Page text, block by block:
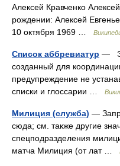
Алексей Кравченко
рождении: Алексей
10 октября 1969 …
Список аббревиатур —
созданный для
предупреждение не
списки и глоссарии …
Милиция (служба) —
сюда; см. также другие
спецподразделения
матча Милиция (от лат …